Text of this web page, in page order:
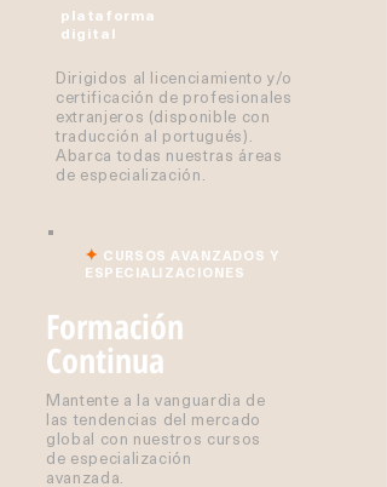
plataforma
digital
Dirigidos al licenciamiento y/o
certificación de profesionales
extranjeros (disponible con
traducción al portugués).
Abarca todas nuestras áreas
de especialización.
✦ CURSOS AVANZADOS Y
ESPECIALIZACIONES
Formación
Continua
Mantente a la vanguardia de
las tendencias del mercado
global con nuestros cursos
de especialización
avanzada.